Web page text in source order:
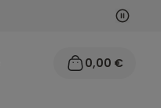
0,00 €